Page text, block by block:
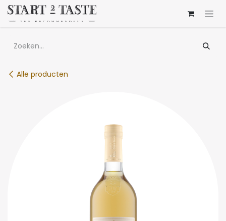
Overslaan naar inhoud
Alle producten